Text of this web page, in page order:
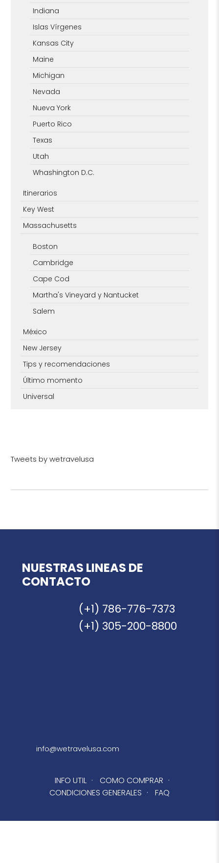
Indiana
Islas Vírgenes
Kansas City
Maine
Michigan
Nevada
Nueva York
Puerto Rico
Texas
Utah
Whashington D.C.
Itinerarios
Key West
Massachusetts
Boston
Cambridge
Cape Cod
Martha's Vineyard y Nantucket
Salem
México
New Jersey
Tips y recomendaciones
Último momento
Universal
Tweets by wetravelusa
NUESTRAS LINEAS DE
CONTACTO
(+1) 786-776-7373
(+1) 305-200-8800
info@wetravelusa.com
INFO UTIL · COMO COMPRAR ·
CONDICIONES GENERALES · FAQ